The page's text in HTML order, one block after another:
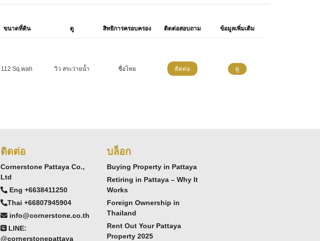
ขนาดที่ดิน ดู สิทธิการครอบครอง ติดต่อสอบถาม ข้อมูลเพิ่มเติม
112 Sq.wah วิว สระว่ายน้ำ ชื่อไทย ติดต่อ ดู
ติดต่อ
Cornerstone Pattaya Co.,
Ltd
Eng +6638411250
Thai +66807945904
info@cornerstone.co.th
LINE:
@cornerstonepattaya
บล็อก
Buying Property in Pattaya
Retiring in Pattaya – Why It
Works
Foreign Ownership in
Thailand
Rent Out Your Pattaya
Property 2025